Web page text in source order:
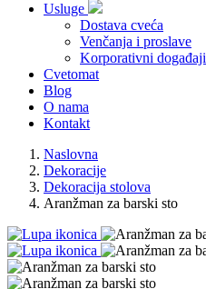
Usluge
Dostava cveća
Venčanja i proslave
Korporativni događaji
Cvetomat
Blog
O nama
Kontakt
Naslovna
Dekoracije
Dekoracija stolova
Aranžman za barski sto